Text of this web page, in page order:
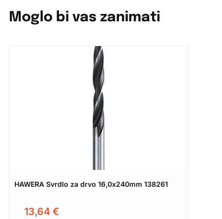
Moglo bi vas zanimati
HAWERA Svrdlo za drvo 16,0x240mm 138261
13,64 €